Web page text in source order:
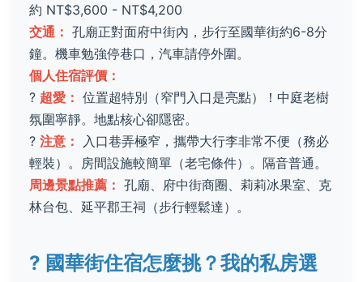
約 NT$3,600 - NT$4,200
交通： 孔廟正對面府中街內，步行至國華街約6-8分
鐘。機車勉強停巷口，汽車請停外圍。
個人住宿評價：
? 超愛： 位置超特別（窄門入口是亮點）！中庭老樹
氛圍寧靜。地點核心卻隱密。
? 注意：
入口巷弄極窄，攜帶大行李非常不便（務必
輕裝）。房間設施較簡單（老宅條件）。隔音普通。
周邊景點推薦： 孔廟、府中街商圈、莉莉冰果室、克
林台包、延平郡王祠（步行輕鬆達）。
? 國華街住宿怎麼挑？我的私房選